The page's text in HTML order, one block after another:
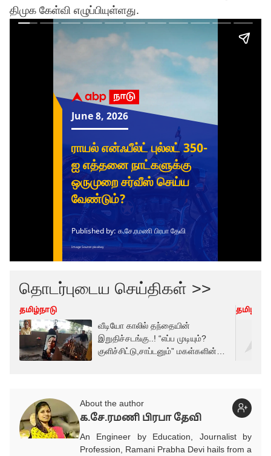
திமுக கேள்வி எழுப்பியுள்ளது.
தொடர்புடைய செய்திகள் >>
தமிழ்நாடு
வீடியோ காலில் தந்தையின்
இறுதிச்சடங்கு..! “எப்ப முடியும்?
குளிச்சிட்டு,சாப்டனும்” மகள்களின்
About the author
க.சே.ரமணி பிரபா தேவி
An Engineer by Education, Journalist by
Profession, Ramani Prabha Devi hails from a